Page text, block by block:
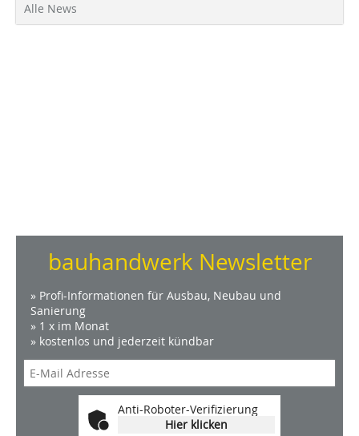
Alle News
bauhandwerk Newsletter
» Profi-Informationen für Ausbau, Neubau und
Sanierung
» 1 x im Monat
» kostenlos und jederzeit kündbar
Anti-Roboter-Verifizierung
Hier klicken